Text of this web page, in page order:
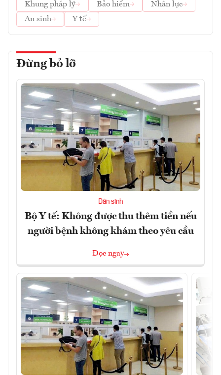
Khung pháp lý
Bảo hiểm
Nhân lực
An sinh
Y tế
Đừng bỏ lỡ
Dân sinh
Bộ Y tế: Không được thu thêm tiền nếu
người bệnh không khám theo yêu cầu
Đọc ngay